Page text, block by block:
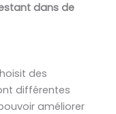
dans de
des
différentes
améliorer